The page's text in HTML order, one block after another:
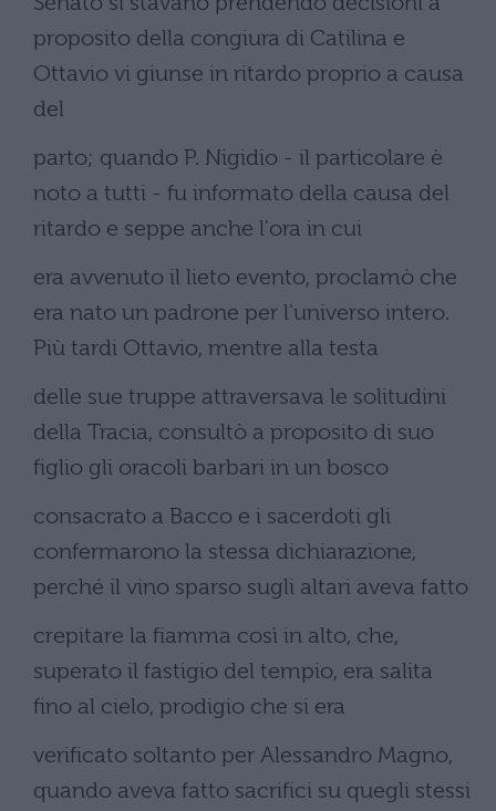
proposito della congiura di Catilina e
Ottavio vi giunse in ritardo proprio a causa
del
parto; quando P. Nigidio - il particolare è
noto a tutti - fu informato della causa del
ritardo e seppe anche l'ora in cui
era avvenuto il lieto evento, proclamò che
era nato un padrone per l'universo intero.
Più tardi Ottavio, mentre alla testa
delle sue truppe attraversava le solitudini
della Tracia, consultò a proposito di suo
figlio gli oracoli barbari in un bosco
consacrato a Bacco e i sacerdoti gli
confermarono la stessa dichiarazione,
perché il vino sparso sugli altari aveva fatto
crepitare la fiamma così in alto, che,
superato il fastigio del tempio, era salita
fino al cielo, prodigio che si era
verificato soltanto per Alessandro Magno,
quando aveva fatto sacrifici su quegli stessi